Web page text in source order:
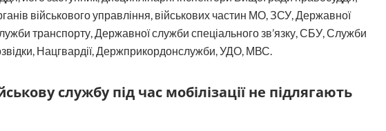
військового управління, військових частин МО, ЗСУ, Державної
транспорту, Державної служби спеціального зв’язку, СБУ, Служби
Нацгвардії, Держприкордонслужби, УДО, МВС.
службу під час мобілізації не підлягають